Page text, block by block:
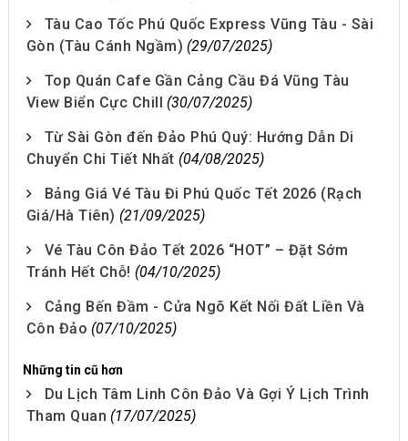
Tàu Cao Tốc Phú Quốc Express Vũng Tàu - Sài
Gòn (Tàu Cánh Ngầm) (29/07/2025)
Top Quán Cafe Gần Cảng Cầu Đá Vũng Tàu
View Biển Cực Chill
(30/07/2025)
Từ Sài Gòn đến Đảo Phú Quý: Hướng Dẫn Di
Chuyển Chi Tiết Nhất (04/08/2025)
Bảng Giá Vé Tàu Đi Phú Quốc Tết 2026 (Rạch
Giá/Hà Tiên) (21/09/2025)
Vé Tàu Côn Đảo Tết 2026 “HOT” – Đặt Sớm
Tránh Hết Chỗ! (04/10/2025)
Cảng Bến Đầm - Cửa Ngõ Kết Nối Đất Liền Và
Côn Đảo (07/10/2025)
Những tin cũ hơn
Du Lịch Tâm Linh Côn Đảo Và Gợi Ý Lịch Trình
Tham Quan (17/07/2025)